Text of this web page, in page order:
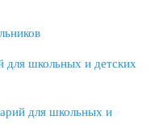
для школьных и детских
для школьных и